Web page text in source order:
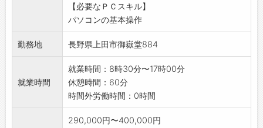
【必要なＰＣスキル】
パソコンの基本操作
勤務地 長野県上田市御嶽堂884
就業時間
就業時間：8時30分〜17時00分
休憩時間：60分
時間外労働時間：0時間
290,000円〜400,000円